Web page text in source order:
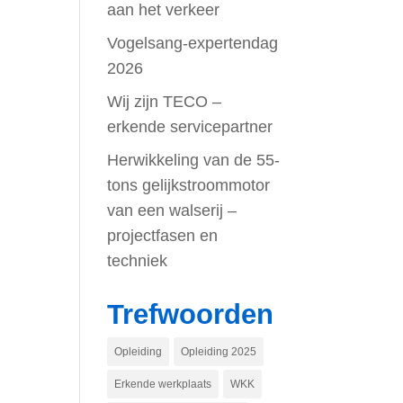
aan het verkeer
Vogelsang-expertendag
2026
Wij zijn TECO –
erkende servicepartner
Herwikkeling van de 55-
tons gelijkstroommotor
van een walserij –
projectfasen en
techniek
Trefwoorden
Opleiding Opleiding 2025
Erkende werkplaats WKK